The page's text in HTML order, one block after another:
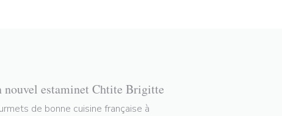
nouvel estaminet Chtite Brigitte
de bonne cuisine française à